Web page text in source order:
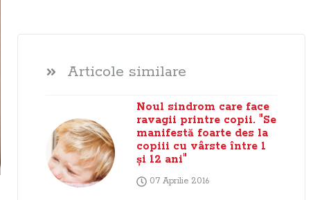
Articole similare
Noul sindrom care face
ravagii printre copii. "Se
manifestă foarte des la
copiii cu vârste între 1
şi 12 ani"
07 Aprilie 2016